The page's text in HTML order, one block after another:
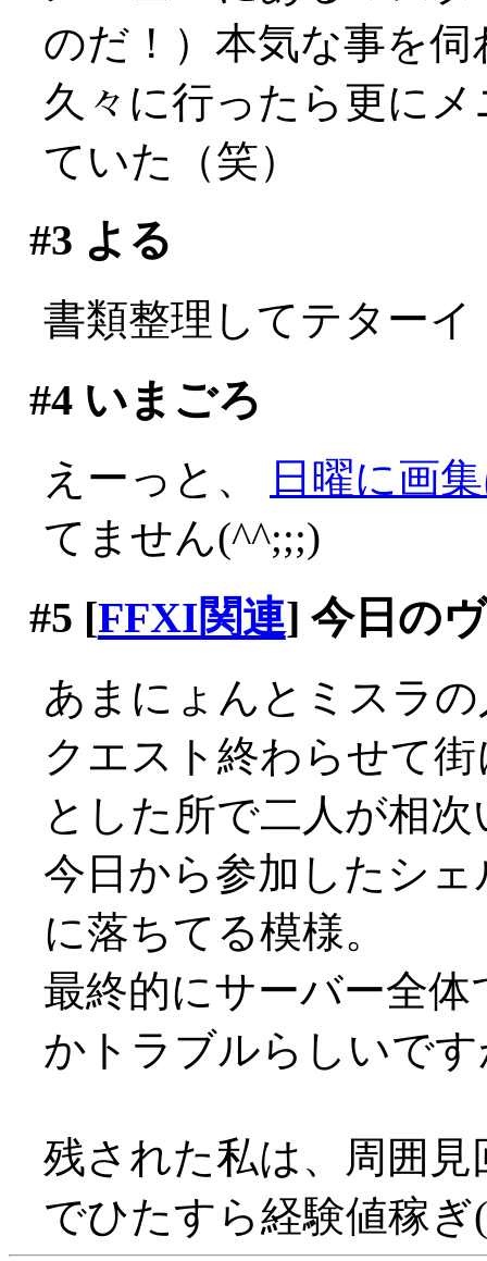
のだ！）本気な事を
久々に行ったら更に
ていた（笑）
#3 よる
書類整理してテターイ
#4いまごろ
えーっと、
日曜に画
てません(^^;;;)
#5 [FFXI関連] 今日の
あまにょんとミスラ
クエスト終わらせて
とした所で二人が相次
今日から参加したシ
に落ちてる模様。
最終的にサーバー全
かトラブルらしいです
残された私は、周囲
でひたすら経験値稼ぎ